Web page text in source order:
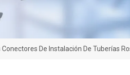
De Instalación De Tuberías